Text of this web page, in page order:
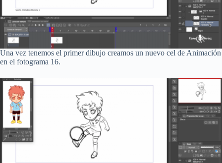
Una vez tenemos el primer dibujo creamos un nuevo cel de Animación
en el fotograma 16.